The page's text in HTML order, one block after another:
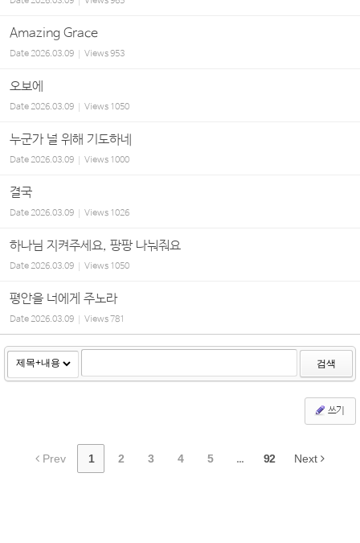
Amazing Grace
Date2026.03.09 Views953
오보에
Date2026.03.09 Views 1050
누군가 널 위해 기도하네
Date2026.03.09 Views 1000
결국
Date2026.03.09 Views 1026
하나님 지켜주세요, 팡팡 나눠줘요
Date2026.03.09 Views 1050
평안을 너에게 주노라
Date2026.03.09 Views781
검색
쓰기
Prev 1 2 3 4 5 ... 92 Next